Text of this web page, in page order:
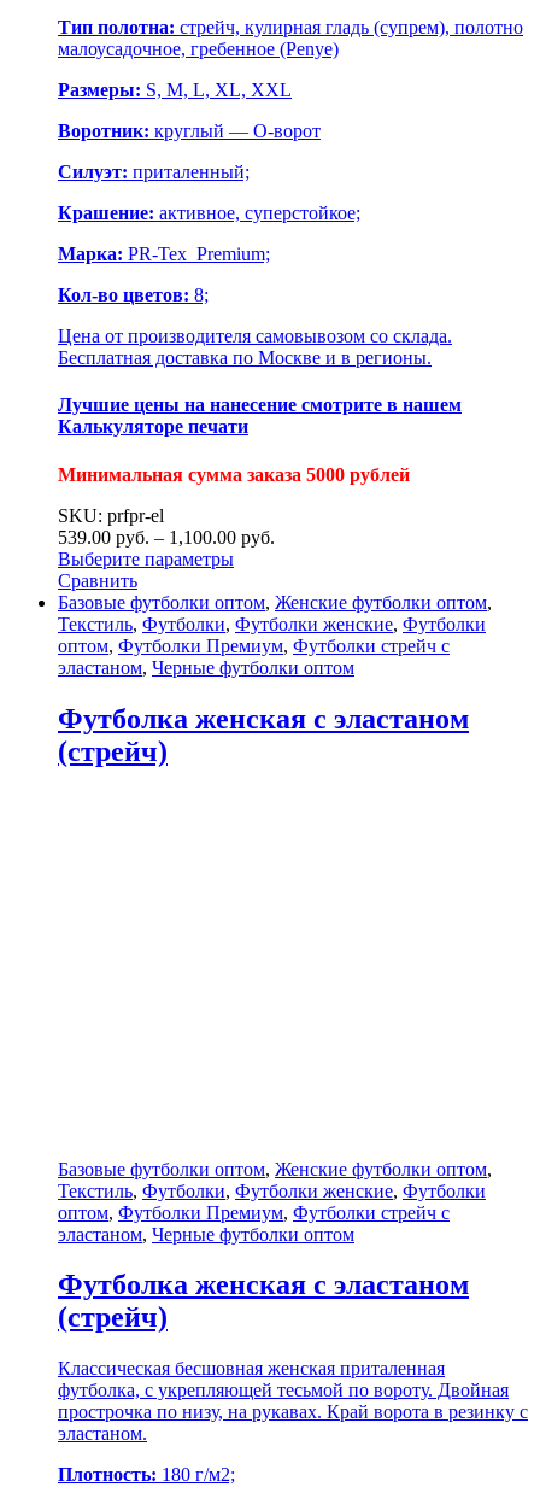
Тип полотна: стрейч, кулирная гладь (супрем), полотно
малоусадочное, гребенное (Penye)
Размеры: S, M, L, XL, XXL
Воротник: круглый — О-ворот
Силуэт: приталенный;
Крашение: активное, суперстойкое;
Марка: PR-Tex Premium;
Кол-во цветов: 8;
Цена от производителя самовывозом со склада.
Бесплатная доставка по Москве и в регионы.
Лучшие цены на нанесение смотрите в нашем
Калькуляторе печати
Минимальная сумма заказа 5000 рублей
SKU: prfpr-el
539.00 руб. – 1,100.00 руб.
Выберите параметры
Сравнить
Базовые футболки оптом, Женские футболки оптом,
Текстиль, Футболки, Футболки женские, Футболки
оптом, Футболки Премиум, Футболки стрейч с
эластаном, Черные футболки оптом
Футболка женская с эластаном
(стрейч)
Базовые футболки оптом, Женские футболки оптом,
Текстиль, Футболки, Футболки женские, Футболки
оптом, Футболки Премиум, Футболки стрейч с
эластаном, Черные футболки оптом
Футболка женская с эластаном
(стрейч)
Классическая бесшовная женская приталенная
футболка, с укрепляющей тесьмой по вороту. Двойная
прострочка по низу, на рукавах. Край ворота в резинку с
эластаном.
Плотность: 180 г/м2;